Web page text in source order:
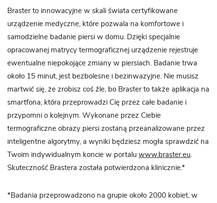
Braster to innowacyjne w skali świata certyfikowane
urządzenie medyczne, które pozwala na komfortowe i
samodzielne badanie piersi w domu. Dzięki specjalnie
opracowanej matrycy termograficznej urządzenie rejestruje
ewentualne niepokojące zmiany w piersiach. Badanie trwa
około 15 minut, jest bezbolesne i bezinwazyjne. Nie musisz
martwić się, że zrobisz coś źle, bo Braster to także aplikacja na
smartfona, która przeprowadzi Cię przez całe badanie i
przypomni o kolejnym. Wykonane przez Ciebie
termograficzne obrazy piersi zostaną przeanalizowane przez
inteligentne algorytmy, a wyniki będziesz mogła sprawdzić na
Twoim indywidualnym koncie w portalu www.braster.eu
Skuteczność Brastera została potwierdzona klinicznie.*
*Badania przeprowadzono na grupie około 2000 kobiet, w